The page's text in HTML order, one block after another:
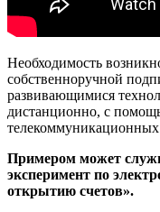
Необходимость
собственноручной
развивающимися
дистанционно, с
телекоммуникационных
Примером может
эксперимент по
открытию счетов».